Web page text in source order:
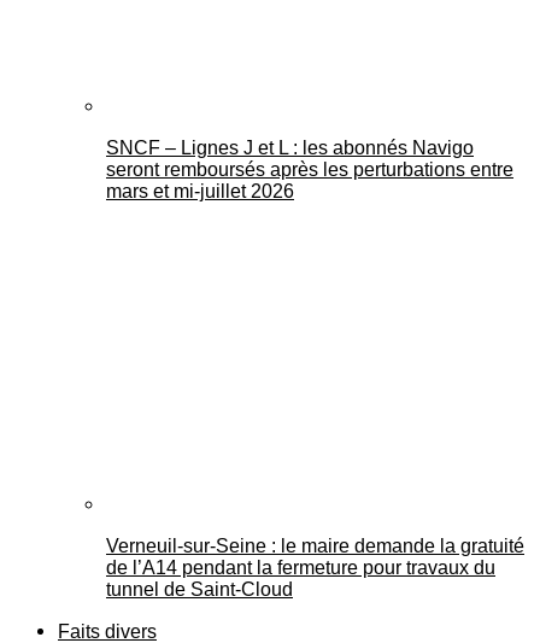
SNCF – Lignes J et L : les abonnés Navigo
seront remboursés après les perturbations entre
mars et mi-juillet 2026
Verneuil-sur-Seine : le maire demande la gratuité
de l’A14 pendant la fermeture pour travaux du
tunnel de Saint-Cloud
Faits divers